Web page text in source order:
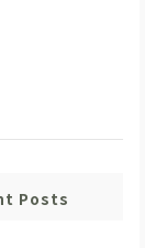
Posts